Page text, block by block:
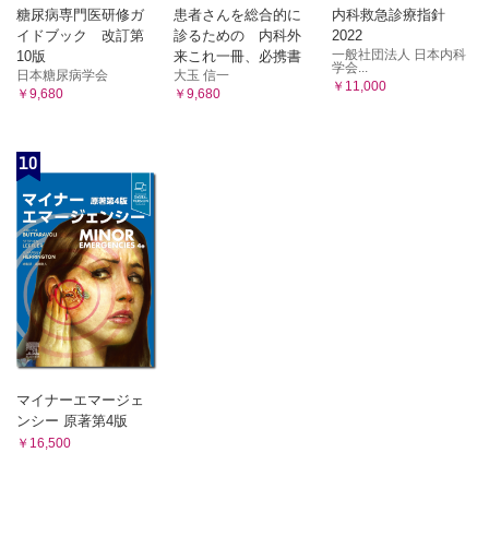
糖尿病専門医研修ガ
イドブック 改訂第
10版
日本糖尿病学会
￥9,680
患者さんを総合的に
診るための 内科外
来これ一冊、必携書
大玉 信一
￥9,680
内科救急診療指針
2022
一般社団法人 日本内科
学会...
￥11,000
10
マイナーエマージェ
ンシー 原著第4版
￥16,500